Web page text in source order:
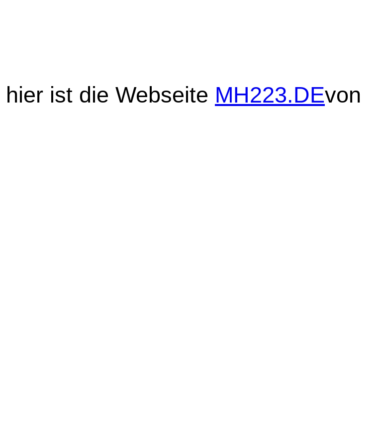
hier ist die Webseite MH223.DEvon